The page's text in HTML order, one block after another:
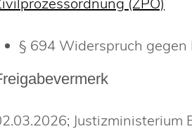
§ 694 Widerspruch gegen